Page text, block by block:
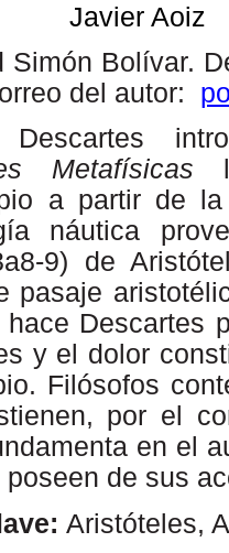
Javier Aoiz
Simón Bolívar.
del autor:
Descartes
Metafísicas
a partir de
náutica
9) de
pasaje
Descartes
y el dolor
Filósofos
por el
en el
poseen de sus
Aristóteles,